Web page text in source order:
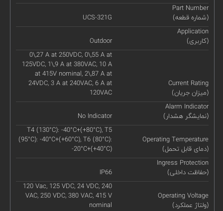
Part Number
(شماره قطعه)
UCS-321G
Application
(کاربری)
Outdoor
Current Rating
(میزان جریان)
0\,27 A at 250VDC, 0\,55 A at
125VDC, 1\,9 A at 380VAC, 10 A
at 415V nominal, 2\,87 A at
24VDC, 3 A at 240VAC, 6 A at
120VAC
Alarm Indicator
(نمایشگر هشدار)
No Indicator
Operating Temperature
(دمای قابل تحمل)
T4 (130°C): -40°C+(+80°C), T5
(95°C): -40°C+(+60°C), T6 (80°C):
-20°C+(+40°C)
Ingress Protection
(حفاظت داخلی)
IP66
Operating Voltage
(ولتاژ عملکرد)
120 Vac, 125 VDC, 24 VDC, 240
VAC, 250 VDC, 380 VAC, 415 V
nominal